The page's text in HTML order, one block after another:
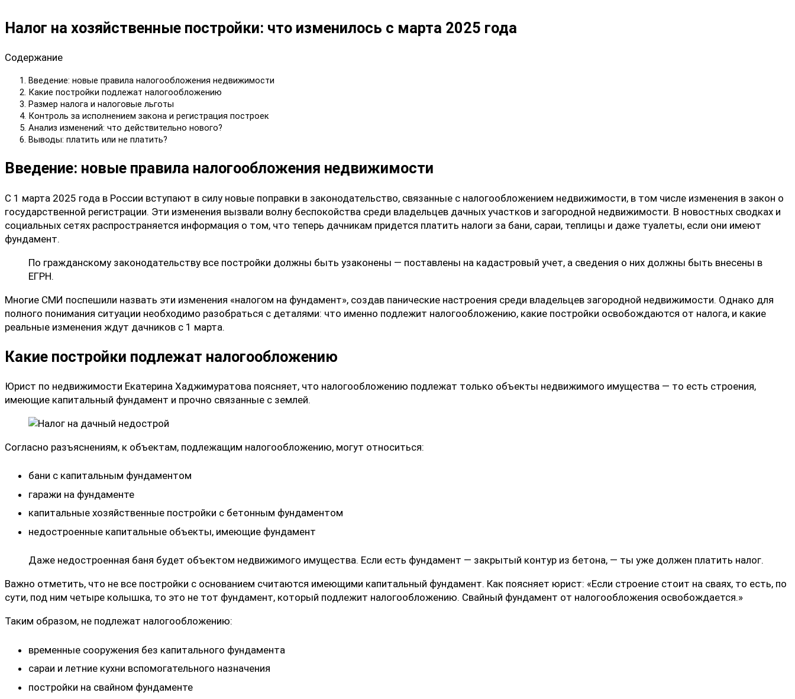
Налог на хозяйственные постройки: что изменилось с марта 2025 года
Содержание
Введение: новые правила налогообложения недвижимости
Какие постройки подлежат налогообложению
Размер налога и налоговые льготы
Контроль за исполнением закона и регистрация построек
Анализ изменений: что действительно нового?
Выводы: платить или не платить?
Введение: новые правила налогообложения недвижимости
С 1 марта 2025 года в России вступают в силу новые поправки в законодательство, связанные с налогообложением недвижимости, в том числе изменения в закон о
государственной регистрации. Эти изменения вызвали волну беспокойства среди владельцев дачных участков и загородной недвижимости. В новостных сводках и
социальных сетях распространяется информация о том, что теперь дачникам придется платить налоги за бани, сараи, теплицы и даже туалеты, если они имеют
фундамент.
По гражданскому законодательству все постройки должны быть узаконены — поставлены на кадастровый учет, а сведения о них должны быть внесены в
ЕГРН.
Многие СМИ поспешили назвать эти изменения «налогом на фундамент», создав панические настроения среди владельцев загородной недвижимости. Однако для
полного понимания ситуации необходимо разобраться с деталями: что именно подлежит налогообложению, какие постройки освобождаются от налога, и какие
реальные изменения ждут дачников с 1 марта.
Какие постройки подлежат налогообложению
Юрист по недвижимости Екатерина Хаджимуратова поясняет, что налогообложению подлежат только объекты недвижимого имущества — то есть строения,
имеющие капитальный фундамент и прочно связанные с землей.
Согласно разъяснениям, к объектам, подлежащим налогообложению, могут относиться:
бани с капитальным фундаментом
гаражи на фундаменте
капитальные хозяйственные постройки с бетонным фундаментом
недостроенные капитальные объекты, имеющие фундамент
Даже недостроенная баня будет объектом недвижимого имущества. Если есть фундамент — закрытый контур из бетона, — ты уже должен платить налог.
Важно отметить, что не все постройки с основанием считаются имеющими капитальный фундамент. Как поясняет юрист: «Если строение стоит на сваях, то есть, по
сути, под ним четыре колышка, то это не тот фундамент, который подлежит налогообложению. Свайный фундамент от налогообложения освобождается.»
Таким образом, не подлежат налогообложению:
временные сооружения без капитального фундамента
сараи и летние кухни вспомогательного назначения
постройки на свайном фундаменте